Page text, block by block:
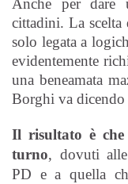
Anche per dare
cittadini. La
solo legata a
evidentemente
una beneamata
Borghi va dicendo
Il risultato è
turno, dovuti
PD e a quella